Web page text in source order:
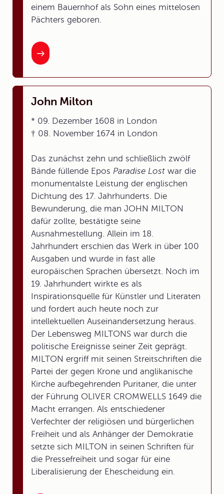
einem Bauernhof als Sohn eines mittelosen
Pächters geboren.
John Milton
* 09. Dezember 1608 in London
† 08. November 1674 in London
Das zunächst zehn und schließlich zwölf
Bände füllende Epos Paradise Lost war die
monumentalste Leistung der englischen
Dichtung des 17. Jahrhunderts. Die
Bewunderung, die man JOHN MILTON
dafür zollte, bestätigte seine
Ausnahmestellung. Allein im 18.
Jahrhundert erschien das Werk in über 100
Ausgaben und wurde in fast alle
europäischen Sprachen übersetzt. Noch im
19. Jahrhundert wirkte es als
Inspirationsquelle für Künstler und Literaten
und fordert auch heute noch zur
intellektuellen Auseinandersetzung heraus.
Der Lebensweg MILTONS war durch die
politische Ereignisse seiner Zeit geprägt.
MILTON ergriff mit seinen Streitschriften die
Partei der gegen Krone und anglikanische
Kirche aufbegehrenden Puritaner, die unter
der Führung OLIVER CROMWELLS 1649 die
Macht errangen. Als entschiedener
Verfechter der religiösen und bürgerlichen
Freiheit und als Anhänger der Demokratie
setzte sich MILTON in seinen Schriften für
die Pressefreiheit und sogar für eine
Liberalisierung der Ehescheidung ein.